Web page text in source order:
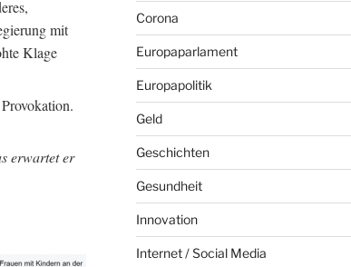
mit
Klage
erwartet er
Corona
Europaparlament
Europapolitik
Geld
Geschichten
Gesundheit
Innovation
Internet / Social Media